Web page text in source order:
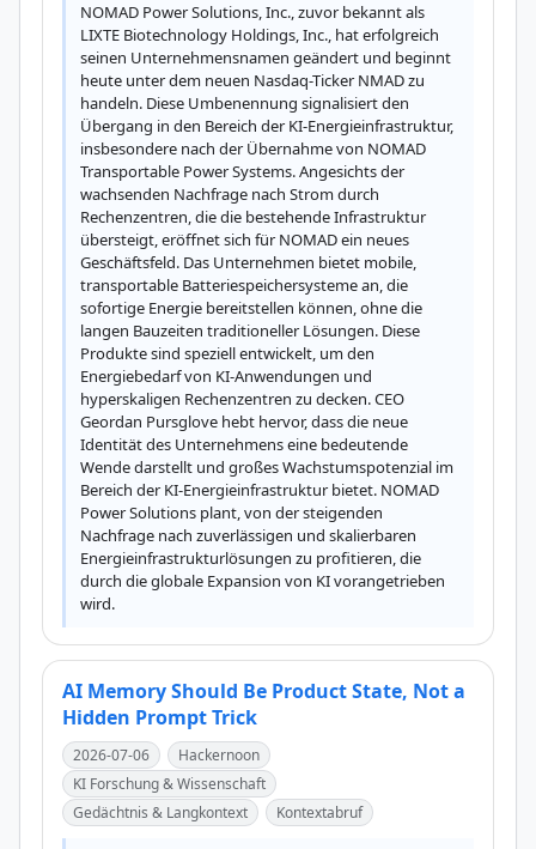
NOMAD Power Solutions, Inc., zuvor bekannt als
LIXTE Biotechnology Holdings, Inc., hat erfolgreich
seinen Unternehmensnamen geändert und beginnt
heute unter dem neuen Nasdaq-Ticker NMAD zu
handeln. Diese Umbenennung signalisiert den
Übergang in den Bereich der KI-Energieinfrastruktur,
insbesondere nach der Übernahme von NOMAD
Transportable Power Systems. Angesichts der
wachsenden Nachfrage nach Strom durch
Rechenzentren, die die bestehende Infrastruktur
übersteigt, eröffnet sich für NOMAD ein neues
Geschäftsfeld. Das Unternehmen bietet mobile,
transportable Batteriespeichersysteme an, die
sofortige Energie bereitstellen können, ohne die
langen Bauzeiten traditioneller Lösungen. Diese
Produkte sind speziell entwickelt, um den
Energiebedarf von KI-Anwendungen und
hyperskaligen Rechenzentren zu decken. CEO
Geordan Pursglove hebt hervor, dass die neue
Identität des Unternehmens eine bedeutende
Wende darstellt und großes Wachstumspotenzial im
Bereich der KI-Energieinfrastruktur bietet. NOMAD
Power Solutions plant, von der steigenden
Nachfrage nach zuverlässigen und skalierbaren
Energieinfrastrukturlösungen zu profitieren, die
durch die globale Expansion von KI vorangetrieben
wird.
AI Memory Should Be Product State, Not a
Hidden Prompt Trick
2026-07-06
Hackernoon
KI Forschung & Wissenschaft
Gedächtnis & Langkontext
Kontextabruf